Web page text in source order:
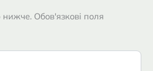
Обов'язкові поля